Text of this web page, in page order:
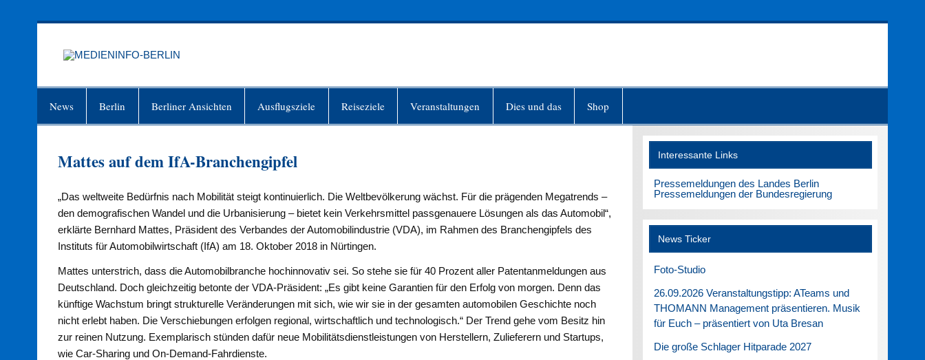
News Berlin Berliner Ansichten Ausflugsziele Reiseziele Veranstaltungen Dies und das Shop
Mattes auf dem IfA-Branchengipfel
„Das weltweite Bedürfnis nach Mobilität steigt kontinuierlich. Die Weltbevölkerung wächst. Für die prägenden Megatrends –
den demografischen Wandel und die Urbanisierung – bietet kein Verkehrsmittel passgenauere Lösungen als das Automobil“,
erklärte Bernhard Mattes, Präsident des Verbandes der Automobilindustrie (VDA), im Rahmen des Branchengipfels des
Instituts für Automobilwirtschaft (IfA) am 18. Oktober 2018 in Nürtingen.
Mattes unterstrich, dass die Automobilbranche hochinnovativ sei. So stehe sie für 40 Prozent aller Patentanmeldungen aus
Deutschland. Doch gleichzeitig betonte der VDA-Präsident: „Es gibt keine Garantien für den Erfolg von morgen. Denn das
künftige Wachstum bringt strukturelle Veränderungen mit sich, wie wir sie in der gesamten automobilen Geschichte noch
nicht erlebt haben. Die Verschiebungen erfolgen regional, wirtschaftlich und technologisch.“ Der Trend gehe vom Besitz hin
zur reinen Nutzung. Exemplarisch stünden dafür neue Mobilitätsdienstleistungen von Herstellern, Zulieferern und Startups,
wie Car-Sharing und On-Demand-Fahrdienste.
Interessante Links
Pressemeldungen des Landes Berlin
Pressemeldungen der Bundesregierung
News Ticker
Foto-Studio
26.09.2026 Veranstaltungstipp: ATeams und
THOMANN Management präsentieren. Musik
für Euch – präsentiert von Uta Bresan
Die große Schlager Hitparade 2027